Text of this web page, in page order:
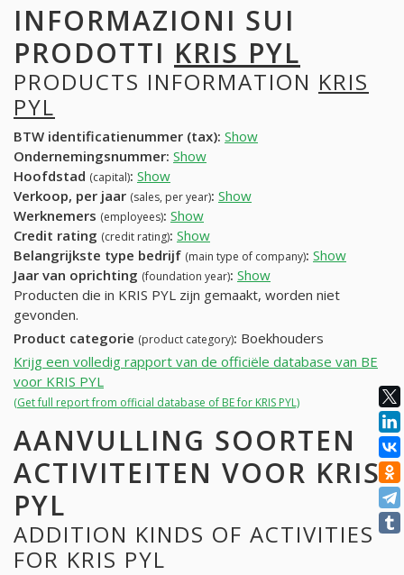
INFORMAZIONI SUI
PRODOTTI KRIS PYL
PRODUCTS INFORMATION KRIS
PYL
BTW identificatienummer (tax): Show
Ondernemingsnummer: Show
Hoofdstad (capital): Show
Verkoop, per jaar (sales, per year): Show
Werknemers (employees): Show
Credit rating (credit rating): Show
Belangrijkste type bedrijf (main type of company): Show
Jaar van oprichting (foundation year): Show
Producten die in KRIS PYL zijn gemaakt, worden niet
gevonden.
Product categorie (product category): Boekhouders
Krijg een volledig rapport van de officiële database van BE
voor KRIS PYL
(Get full report from official database of BE for KRIS PYL)
AANVULLING SOORTEN
ACTIVITEITEN VOOR KRIS
PYL
ADDITION KINDS OF ACTIVITIES
FOR KRIS PYL